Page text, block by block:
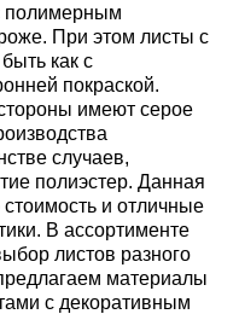
полимерным
При этом листы с
как с
покраской.
имеют серое
случаев,
полиэстер. Данная
и отличные
В ассортименте
листов разного
материалы
с декоративным